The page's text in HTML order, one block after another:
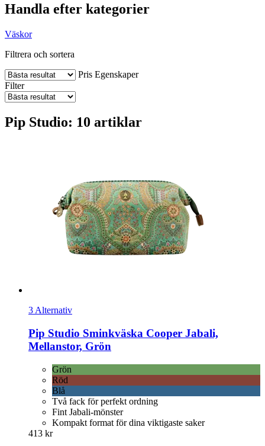
Handla efter kategorier
Väskor
Filtrera och sortera
Pris Egenskaper
Filter
Pip Studio: 10 artiklar
3 Alternativ
Pip Studio Sminkväska Cooper Jabali,
Mellanstor, Grön
Grön
Röd
Blå
Två fack för perfekt ordning
Fint Jabali-mönster
Kompakt format för dina viktigaste saker
413 kr